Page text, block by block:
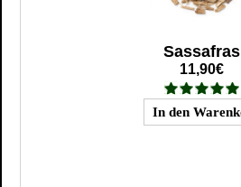
Sassafras
11,90€